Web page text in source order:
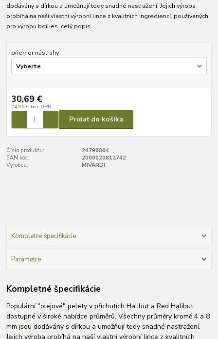
dodávány s dírkou a umožňují tedy snadné nastražení. Jejich výroba
probíhá na naší vlastní výrobní lince z kvalitních ingrediencí, používaných
pro výrobu boilies. celý popis
priemer nástrahy
30,69 €
24,95 € bez DPH
Pridať do košíka
Číslo produktu:
24796864
EAN kód:
2000020812742
Výrobca:
MIVARDI
Kompletné špecifikácie
Parametre
Kompletné špecifikácie
Populární "olejové" pelety v příchutích Halibut a Red Halibut
dostupné v široké nabídce průměrů. Všechny průměry kromě 4 a 8
mm jsou dodávány s dírkou a umožňují tedy snadné nastražení.
Jejich výroba probíhá na naší vlastní výrobní lince z kvalitních